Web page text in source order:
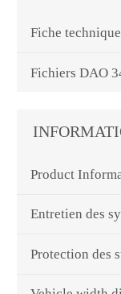
Fiche
Fichiers DAO
Product
Entretien des
Protection des